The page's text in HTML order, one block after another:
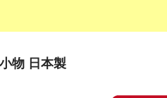
物 日本製